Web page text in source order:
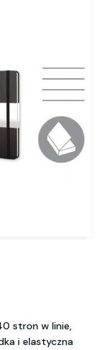
stron w linie,
i elastyczna